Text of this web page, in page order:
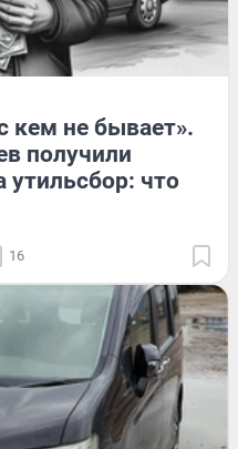
кем не бывает».
получили
утильсбор: что
16